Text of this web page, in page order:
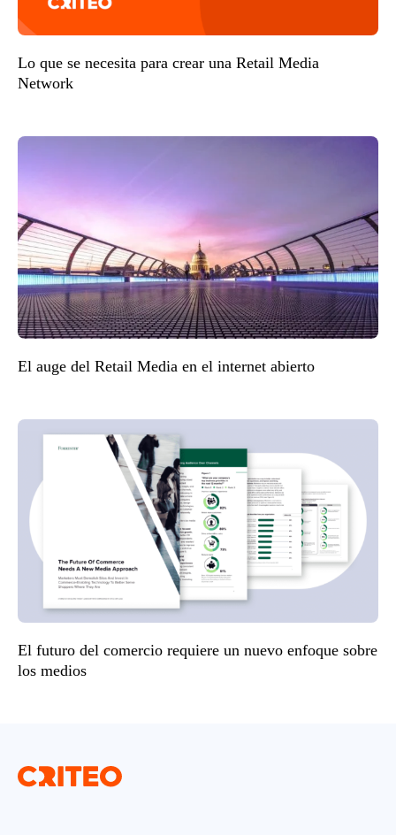
Lo que se necesita para crear una Retail Media
Network
El auge del Retail Media en el internet abierto
El futuro del comercio requiere un nuevo enfoque sobre
los medios